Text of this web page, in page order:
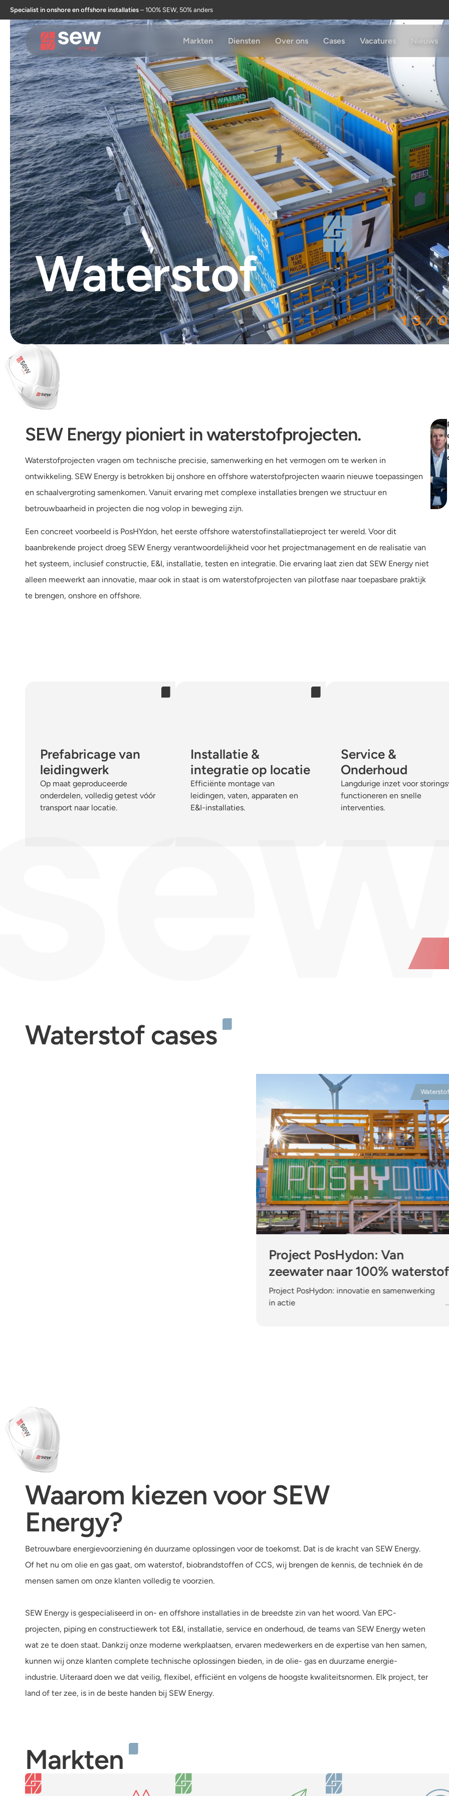
Specialist in onshore en offshore installaties – 100% SEW, 50% anders
Markten Diensten Over ons Cases Vacatures Nieuws
Waterstof
SEW Energy pioniert in waterstofprojecten.
Waterstofprojecten vragen om technische precisie, samenwerking en het vermogen om te werken in
ontwikkeling. SEW Energy is betrokken bij onshore en offshore waterstofprojecten waarin nieuwe toepassingen
en schaalvergroting samenkomen. Vanuit ervaring met complexe installaties brengen we structuur en
betrouwbaarheid in projecten die nog volop in beweging zijn.
Een concreet voorbeeld is PosHYdon, het eerste offshore waterstofinstallatieproject ter wereld. Voor dit
baanbrekende project droeg SEW Energy verantwoordelijkheid voor het projectmanagement en de realisatie van
het systeem, inclusief constructie, E&I, installatie, testen en integratie. Die ervaring laat zien dat SEW Energy niet
alleen meewerkt aan innovatie, maar ook in staat is om waterstofprojecten van pilotfase naar toepasbare praktijk
te brengen, onshore en offshore.
Prefabricage van
leidingwerk
Op maat geproduceerde
onderdelen, volledig getest vóór
transport naar locatie.
Installatie &
integratie op locatie
Efficiënte montage van
leidingen, vaten, apparaten en
E&I-installaties.
Service &
Onderhoud
Langdurige inzet voor
functioneren en snelle
interventies.
Waterstof cases
Project PosHydon: Van
zeewater naar 100% waterstof
Project PosHydon: innovatie en samenwerking
in actie
Waarom kiezen voor SEW
Energy?
Betrouwbare energievoorziening én duurzame oplossingen voor de toekomst. Dat is de kracht van SEW Energy.
Of het nu om olie en gas gaat, om waterstof, biobrandstoffen of CCS, wij brengen de kennis, de techniek én de
mensen samen om onze klanten volledig te voorzien.
SEW Energy is gespecialiseerd in on- en offshore installaties in de breedste zin van het woord. Van EPC-
projecten, piping en constructiewerk tot E&I, installatie, service en onderhoud, de teams van SEW Energy weten
wat ze te doen staat. Dankzij onze moderne werkplaatsen, ervaren medewerkers en de expertise van hen samen,
kunnen wij onze klanten complete technische oplossingen bieden, in de olie- gas en duurzame energie-
industrie. Uiteraard doen we dat veilig, flexibel, efficiënt en volgens de hoogste kwaliteitsnormen. Elk project, ter
land of ter zee, is in de beste handen bij SEW Energy.
Markten